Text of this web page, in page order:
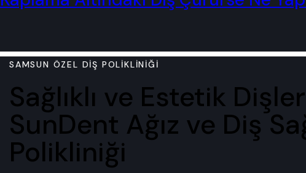
SAMSUN ÖZEL DIŞ POLIKLINIĞI
Sağlıklı ve Estetik Dişler
SunDent Ağız ve Diş
Polikliniği